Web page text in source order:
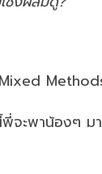
ะพาน้องๆ มา